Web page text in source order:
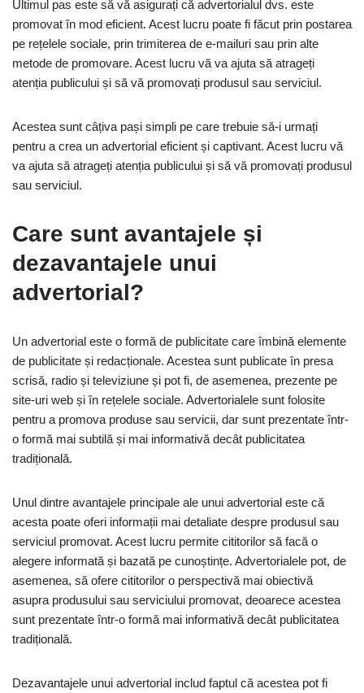
Ultimul pas este să vă asigurați că advertorialul dvs. este
promovat în mod eficient. Acest lucru poate fi făcut prin postarea
pe rețelele sociale, prin trimiterea de e-mailuri sau prin alte
metode de promovare. Acest lucru vă va ajuta să atrageți
atenția publicului și să vă promovați produsul sau serviciul.
Acestea sunt câțiva pași simpli pe care trebuie să-i urmați
pentru a crea un advertorial eficient și captivant. Acest lucru vă
va ajuta să atrageți atenția publicului și să vă promovați produsul
sau serviciul.
Care sunt avantajele și
dezavantajele unui
advertorial?
Un advertorial este o formă de publicitate care îmbină elemente
de publicitate și redacționale. Acestea sunt publicate în presa
scrisă, radio și televiziune și pot fi, de asemenea, prezente pe
site-uri web și în rețelele sociale. Advertorialele sunt folosite
pentru a promova produse sau servicii, dar sunt prezentate într-
o formă mai subtilă și mai informativă decât publicitatea
tradițională.
Unul dintre avantajele principale ale unui advertorial este că
acesta poate oferi informații mai detaliate despre produsul sau
serviciul promovat. Acest lucru permite cititorilor să facă o
alegere informată și bazată pe cunoștințe. Advertorialele pot, de
asemenea, să ofere cititorilor o perspectivă mai obiectivă
asupra produsului sau serviciului promovat, deoarece acestea
sunt prezentate într-o formă mai informativă decât publicitatea
tradițională.
Dezavantajele unui advertorial includ faptul că acestea pot fi